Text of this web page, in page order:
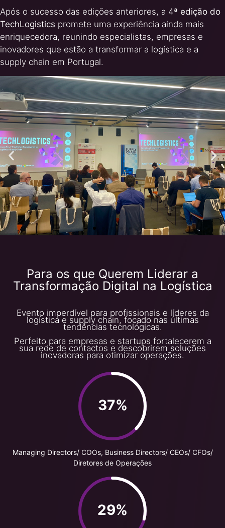
Após o sucesso das edições anteriores, a 4ª edição do
TechLogistics promete uma experiência ainda mais
enriquecedora, reunindo especialistas, empresas e
inovadores que estão a transformar a logística e a
supply chain em Portugal.
Para os que Querem Liderar a
Transformação Digital na Logística
Evento imperdível para profissionais e líderes da
logística e supply chain, focado nas últimas
tendências tecnológicas.
Perfeito para empresas e startups fortalecerem a
sua rede de contactos e descobrirem soluções
inovadoras para otimizar operações.
37%
Managing Directors/ COOs, Business Directors/ CEOs/ CFOs/
Diretores de Operações
29%